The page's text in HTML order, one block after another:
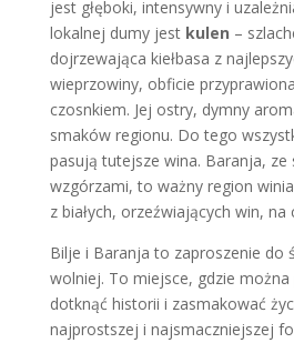
jest głęboki, intensywny i
lokalnej dumy jest kulen –
dojrzewająca kiełbasa z
wieprzowiny, obficie
czosnkiem. Jej ostry, dymny
smaków regionu. Do tego
pasują tutejsze wina. Baranja, ze
wzgórzami, to ważny region
z białych, orzeźwiających win, na
Bilje i Baranja to zaproszenie do
wolniej. To miejsce, gdzie
dotknąć historii i zasmakować
najprostszej i najsmaczniejszej